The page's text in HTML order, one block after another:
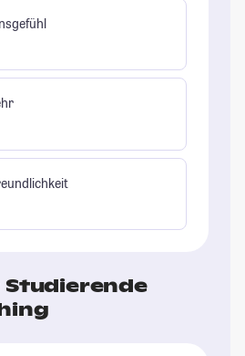
Studierende